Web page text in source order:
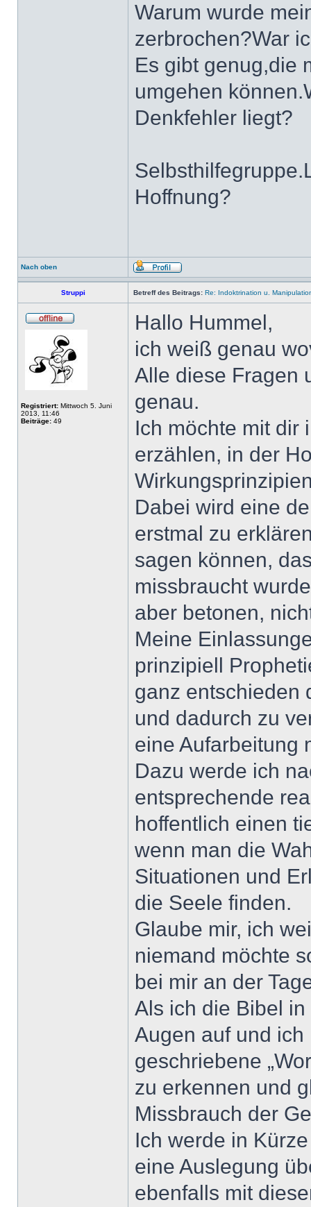
Warum wurde
zerbrochen?War
Es gibt genug,die
umgehen
Denkfehler liegt?
Hoffnung?
Nach oben
Struppi Betreff des Beitrags: Re: Indoktrination u.
Registriert: Mittwoch 5. Juni
2013, 11:46
Beiträge: 49
Hallo Hummel,
ich weiß genau
Alle diese Fragen
genau.
Ich möchte mit dir
erzählen, in der
Dabei wird eine
erstmal zu
sagen können,
missbraucht
aber betonen,
Meine
prinzipiell
ganz entschieden
und dadurch zu
eine Aufarbeitung
Dazu werde ich
entsprechende
hoffentlich einen
wenn man die
Situationen und
die Seele finden.
Glaube mir, ich
niemand möchte
bei mir an der
Als ich die Bibel
Augen auf und
geschriebene
zu erkennen und
Missbrauch der
Ich werde in
eine Auslegung
ebenfalls mit